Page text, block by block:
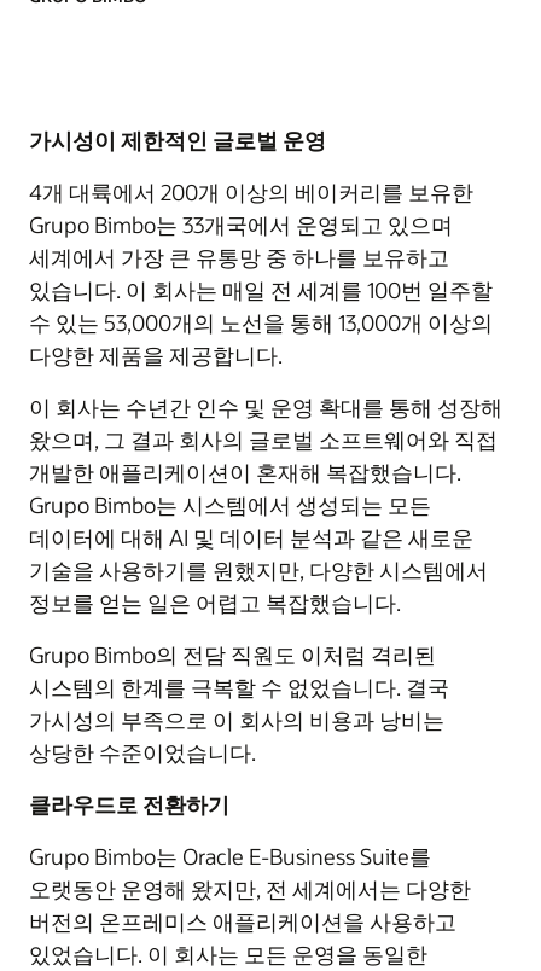
가시성이 제한적인 글로벌 운영
4개 대륙에서 200개 이상의 베이커리를 보유한
Grupo Bimbo는 33개국에서 운영되고 있으며
세계에서 가장 큰 유통망 중 하나를 보유하고
있습니다. 이 회사는 매일 전 세계를 100번 일주할
수 있는 53,000개의 노선을 통해 13,000개 이상의
다양한 제품을 제공합니다.
이 회사는 수년간 인수 및 운영 확대를 통해 성장해
왔으며, 그 결과 회사의 글로벌 소프트웨어와 직접
개발한 애플리케이션이 혼재해 복잡했습니다.
Grupo Bimbo는 시스템에서 생성되는 모든
데이터에 대해 AI 및 데이터 분석과 같은 새로운
기술을 사용하기를 원했지만, 다양한 시스템에서
정보를 얻는 일은 어렵고 복잡했습니다.
Grupo Bimbo의 전담 직원도 이처럼 격리된
시스템의 한계를 극복할 수 없었습니다. 결국
가시성의 부족으로 이 회사의 비용과 낭비는
상당한 수준이었습니다.
클라우드로 전환하기
Grupo Bimbo는 Oracle E-Business Suite를
오랫동안 운영해 왔지만, 전 세계에서는 다양한
버전의 온프레미스 애플리케이션을 사용하고
있었습니다. 이 회사는 모든 운영을 동일한